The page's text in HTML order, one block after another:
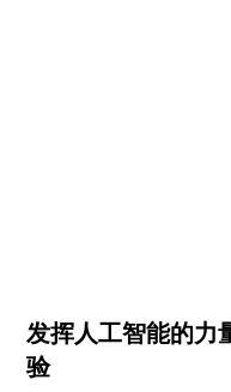
发挥人工智能的力
验